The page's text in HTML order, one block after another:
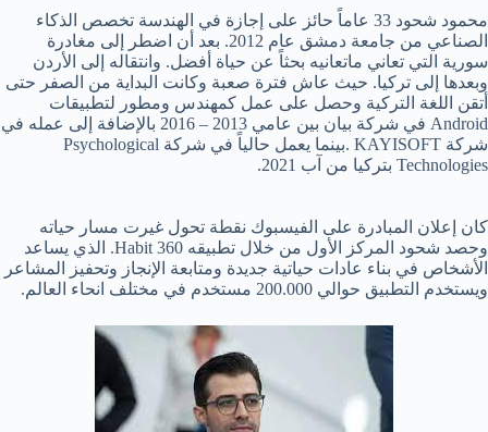
محمود شحود 33 عاماً حائز على إجازة في الهندسة تخصص الذكاء
الصناعي من جامعة دمشق عام 2012. بعد أن اضطر إلى مغادرة
سورية التي تعاني ماتعانيه بحثاً عن حياة أفضل. وانتقاله إلى الأردن
وبعدها إلى تركيا. حيث عاش فترة صعبة وكانت البداية من الصفر حتى
أتقن اللغة التركية وحصل على عمل كمهندس ومطور لتطبيقات
Android في شركة بيان بين عامي 2013 – 2016 بالإضافة إلى عمله في
شركة KAYISOFT .بينما يعمل حالياً في شركة Psychological
Technologies بتركيا من آب 2021.
كان إعلان المبادرة على الفيسبوك نقطة تحول غيرت مسار حياته
وحصد شحود المركز الأول من خلال تطبيقه Habit 360. الذي يساعد
الأشخاص في بناء عادات حياتية جديدة ومتابعة الإنجاز وتحفيز المشاعر
ويستخدم التطبيق حوالي 200.000 مستخدم في مختلف انحاء العالم.